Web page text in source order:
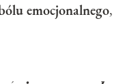
emocjonalnego,